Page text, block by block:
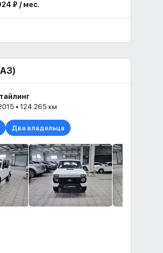
₽ / мес.
• 124 265 км
Два владельца